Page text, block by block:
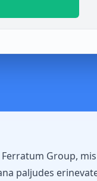
Group,
paljudes